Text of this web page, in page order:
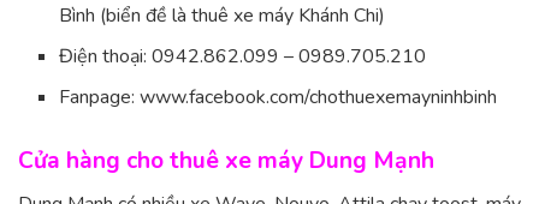
Bình (biển đề là thuê xe máy Khánh Chi)
Điện thoại: 0942.862.099 – 0989.705.210
Fanpage: www.facebook.com/chothuexemayninhbinh
Cửa hàng cho thuê xe máy Dung Mạnh